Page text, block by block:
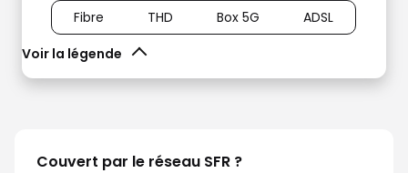
Voir la légende
Fibre THD Box 5G ADSL
Couvert par le réseau SFR ?